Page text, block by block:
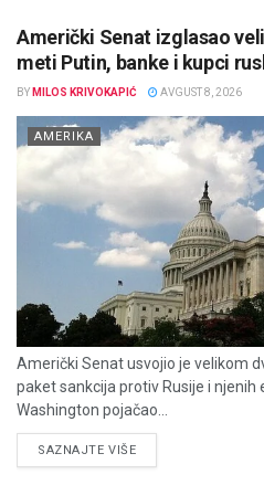
Američki Senat izglasao
meti Putin, banke i kupci
BY MILOS KRIVOKAPIĆ AVGUST 8, 2026
AMERIKA
Američki Senat usvojio je velikom
paket sankcija protiv Rusije i
Washington pojačao...
SAZNAJTE VIŠEDETAILS